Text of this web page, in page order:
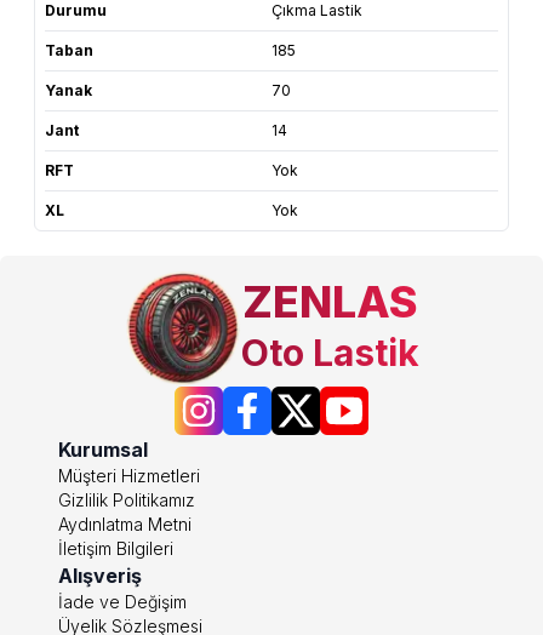
Durumu Çıkma Lastik
Taban 185
Yanak 70
Jant 14
RFT Yok
XL Yok
ZENLAS
Oto Lastik
Kurumsal
Müşteri Hizmetleri
Gizlilik Politikamız
Aydınlatma Metni
İletişim Bilgileri
Alışveriş
İade ve Değişim
Üyelik Sözleşmesi